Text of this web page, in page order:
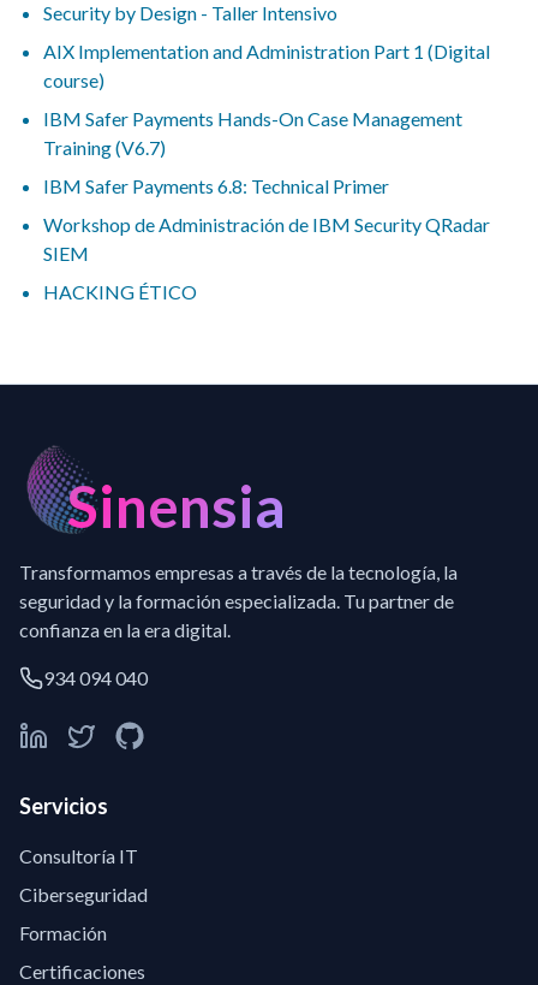
Security by Design - Taller Intensivo
AIX Implementation and Administration Part 1 (Digital
course)
IBM Safer Payments Hands-On Case Management
Training (V6.7)
IBM Safer Payments 6.8: Technical Primer
Workshop de Administración de IBM Security QRadar
SIEM
HACKING ÉTICO
Sinensia
Transformamos empresas a través de la tecnología, la
seguridad y la formación especializada. Tu partner de
confianza en la era digital.
934 094 040
Servicios
Consultoría IT
Ciberseguridad
Formación
Certificaciones